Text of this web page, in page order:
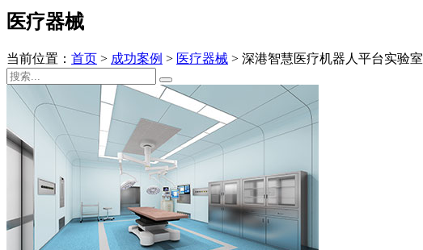
医疗器械
当前位置： 首页 > 成功案例 > 医疗器械 > 深港智慧医疗机器人平台实验室